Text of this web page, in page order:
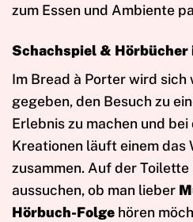
zum Essen und Ambiente
Schachspiel & Hörbücher
Im Bread à Porter wird
gegeben, den Besuch zu
Erlebnis zu machen und
Kreationen läuft einem das
zusammen. Auf der
aussuchen, ob man lieber
Hörbuch-Folge hören